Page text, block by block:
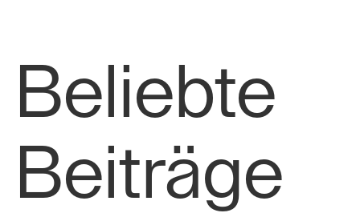
Beliebte
Beiträge